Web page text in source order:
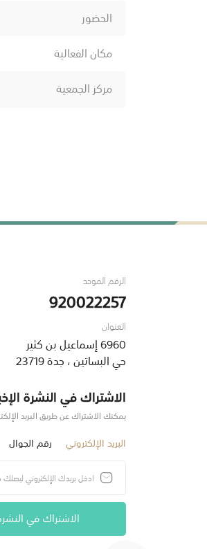
الحضور
مكان الفعالية
مركز الجمعية
الرقم الموحد
920022257
العنوان
6960 إسماعيل بن كثير
حي البساتين ، جدة 23719
الاشتراك في النشرة
يمكنك الاشتراك عن طريق البريد
البريد الإلكتروني رقم الجوال
الاشتراك في